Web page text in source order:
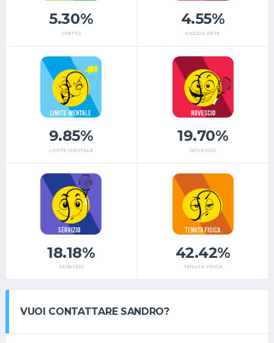
5.30%
DRITTO
4.55%
GIOCO A RETE
9.85%
LIMITE MENTALE
19.70%
ROVESCIO
18.18%
SERVIZIO
42.42%
TENUTA FISICA
VUOI CONTATTARE SANDRO?